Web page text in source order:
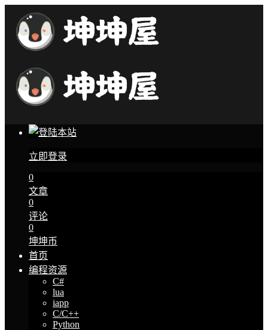
立即登录
0
文章
0
评论
0
坤坤币
首页
编程资源
C#
lua
iapp
C/C++
Python